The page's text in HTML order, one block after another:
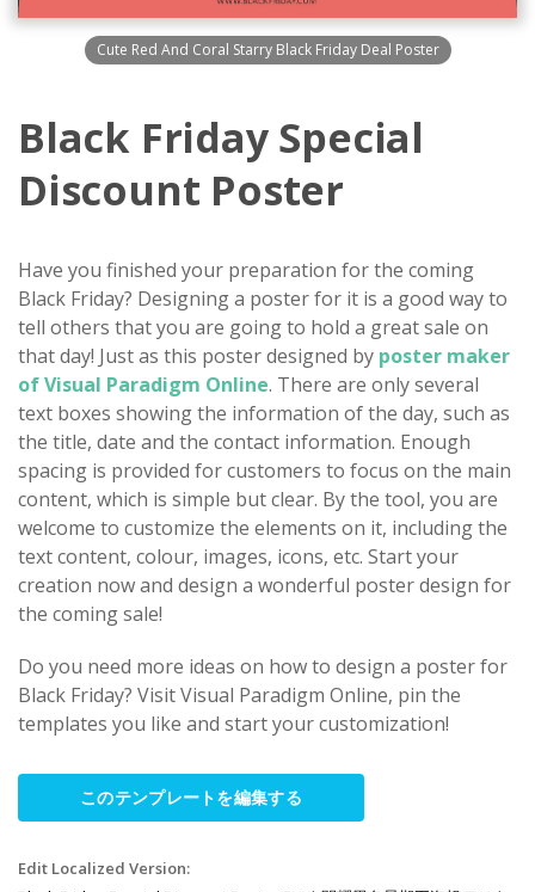
Cute Red And Coral Starry Black Friday Deal Poster
Black Friday Special
Discount Poster
Have you finished your preparation for the coming
Black Friday? Designing a poster for it is a good way to
tell others that you are going to hold a great sale on
that day! Just as this poster designed by poster maker
of Visual Paradigm Online. There are only several
text boxes showing the information of the day, such as
the title, date and the contact information. Enough
spacing is provided for customers to focus on the main
content, which is simple but clear. By the tool, you are
welcome to customize the elements on it, including the
text content, colour, images, icons, etc. Start your
creation now and design a wonderful poster design for
the coming sale!
Do you need more ideas on how to design a poster for
Black Friday? Visit Visual Paradigm Online, pin the
templates you like and start your customization!
このテンプレートを編集する
Edit Localized Version: